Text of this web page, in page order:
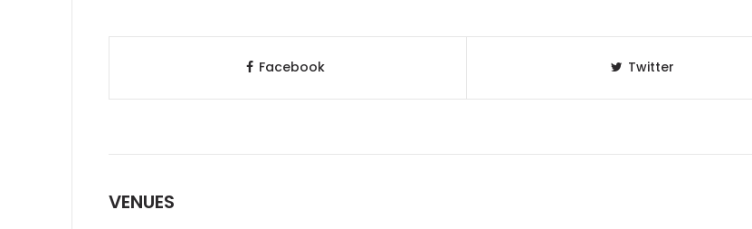
Facebook Twitter
VENUES